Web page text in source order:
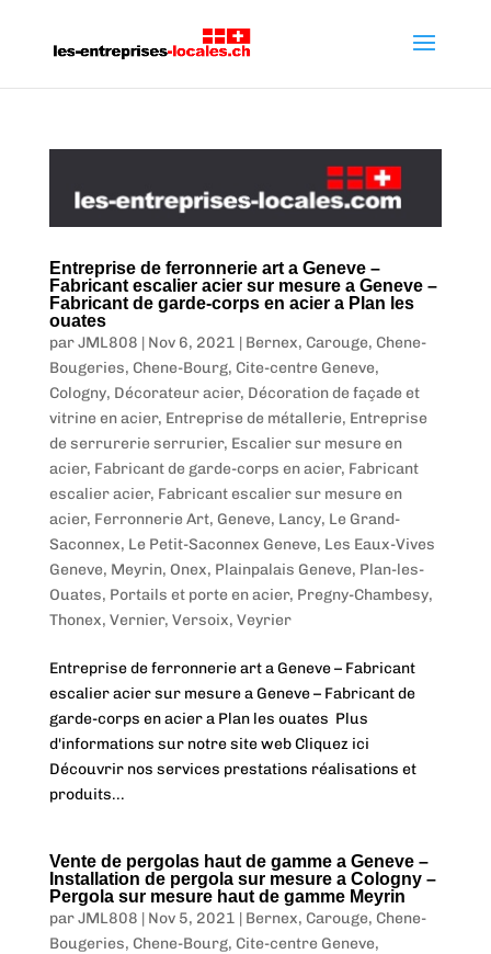
Entreprise de ferronnerie art a Geneve –
Fabricant escalier acier sur mesure a Geneve –
Fabricant de garde-corps en acier a Plan les
ouates
parJML808 | Nov 6, 2021 | Bernex, Carouge, Chene-
Bougeries, Chene-Bourg, Cite-centre Geneve,
Cologny, Décorateur acier, Décoration de façade et
vitrine en acier, Entreprise de métallerie, Entreprise
de serrurerie serrurier, Escalier sur mesure en
acier, Fabricant de garde-corps en acier, Fabricant
escalier acier, Fabricant escalier sur mesure en
acier, Ferronnerie Art, Geneve, Lancy, Le Grand-
Saconnex, Le Petit-Saconnex Geneve, Les Eaux-Vives
Geneve, Meyrin, Onex, Plainpalais Geneve, Plan-les-
Ouates, Portails et porte en acier, Pregny-Chambesy,
Thonex, Vernier, Versoix, Veyrier
Entreprise de ferronnerie art a Geneve – Fabricant
escalier acier sur mesure a Geneve – Fabricant de
garde-corps en acier a Plan les ouates Plus
d'informations sur notre site web Cliquez ici
Découvrir nos services prestations réalisations et
produits...
Vente de pergolas haut de gamme a Geneve –
Installation de pergola sur mesure a Cologny –
Pergola sur mesure haut de gamme Meyrin
parJML808 | Nov 5, 2021 | Bernex, Carouge, Chene-
Bougeries, Chene-Bourg, Cite-centre Geneve,